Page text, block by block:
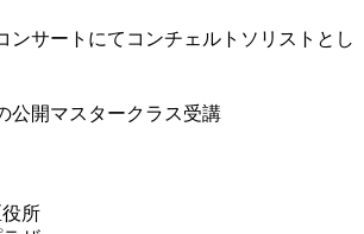
ンサートにてコンチェルトソリストとし
公開マスタークラス受講
所